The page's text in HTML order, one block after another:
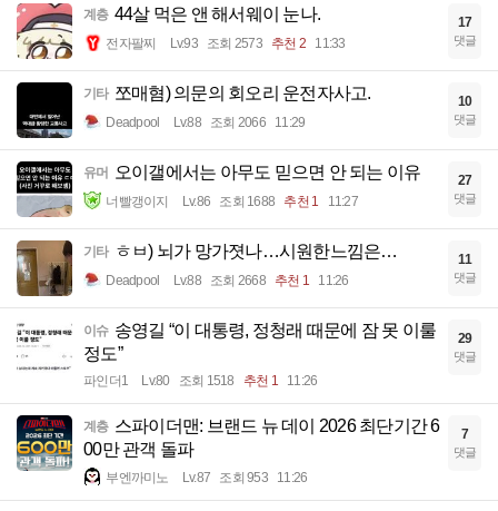
계층 44살 먹은 앤 해서웨이 눈나.
전자팔찌 Lv.93 조회 2573 추천 2 11:33
17
댓글
기타 쪼매혐) 의문의 회오리 운전자사고.
Deadpool Lv.88 조회 2066 11:29
10
댓글
유머 오이갤에서는 아무도 믿으면 안 되는 이유
너빨갱이지 Lv.86 조회 1688 추천 1 11:27
27
댓글
기타 ㅎㅂ) 뇌가 망가졋나…시원한느낌은…
Deadpool Lv.88 조회 2668 추천 1 11:26
11
댓글
이슈 송영길 “이 대통령, 정청래 때문에 잠 못 이룰
정도”
파인더1 Lv.80 조회 1518 추천 1 11:26
29
댓글
계층 스파이더맨: 브랜드 뉴 데이 2026 최단기간 6
00만 관객 돌파
부엔까미노 Lv.87 조회 953 11:26
7
댓글